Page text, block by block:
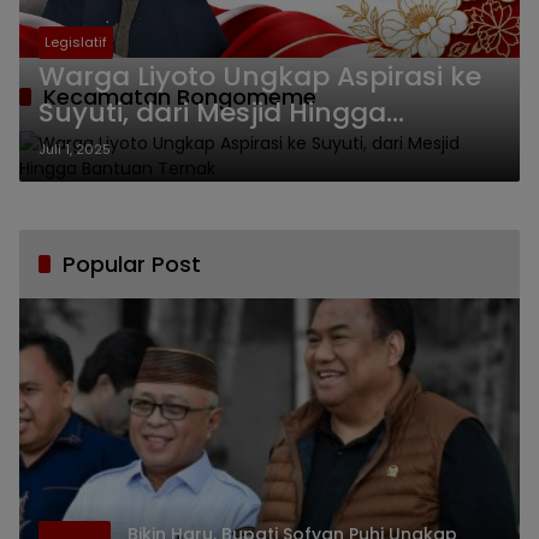
Kecamatan Bongomeme
Legislatif
Warga Liyoto Ungkap Aspirasi ke
Suyuti, dari Mesjid Hingga
Bantuan Ternak
Juli 1, 2025
Popular Post